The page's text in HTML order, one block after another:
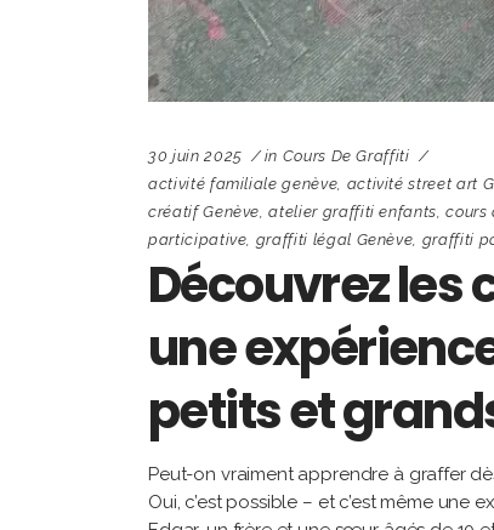
30 juin 2025 in Cours De Graffiti
activité familiale genève activité street art
créatif Genève ,atelier graffiti enfants ,cours
participative graffiti légal Genève graffiti
Découvrez les
une
petits et
Peut-on vraiment apprendre à graffer
Oui, c’est possible – et c’est même une